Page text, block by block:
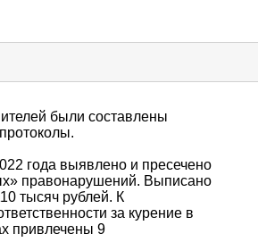
были составлены
года выявлено и пресечено
правонарушений. Выписано
тысяч рублей. К
за курение в
привлечены 9